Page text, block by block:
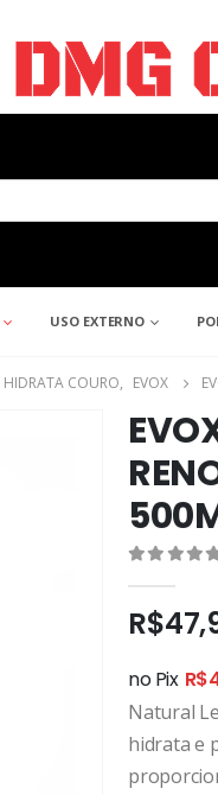
USO EXTERNO
HIDRATA COURO, EVOX
R$
no Pix R$
Natural
hidrata e